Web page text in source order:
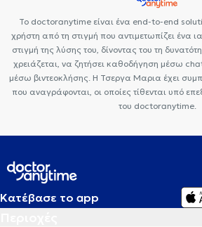
Το doctoranytime είναι ένα end-to-end
χρήστη από τη στιγμή που αντιμετωπίζει ένα
στιγμή της λύσης του, δίνοντας του τη
χρειάζεται, να ζητήσει καθοδήγηση μέσω
μέσω βιντεοκλήσης. Η Τσεργα Μαρια έχει
που αναγράφονται, οι οποίες τίθενται υπό
του doctoranytime.
Κατέβασε το app